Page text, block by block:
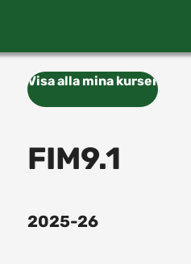
Visa alla mina kurser
FIM9.1
2025-26